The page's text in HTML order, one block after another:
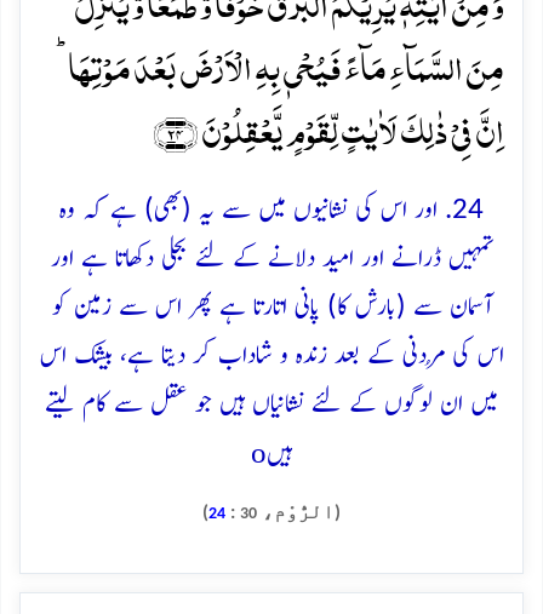
مِنَ السَّمَآءِ مَآءً فَیُحۡیٖ بِہِ الۡاَرۡضَ بَعۡدَ مَوۡتِہَا ؕ
اِنَّ فِیۡ ذٰلِکَ لَاٰیٰتٍ لِّقَوۡمٍ یَّعۡقِلُوۡنَ ﴿۲۴﴾
24. اور اس کی نشانیوں میں سے یہ (بھی) ہے کہ وہ
تمہیں ڈرانے اور امید دلانے کے لئے بجلی دکھاتا ہے اور
آسمان سے (بارش کا) پانی اتارتا ہے پھر اس سے زمین کو
اس کی مُردنی کے بعد زندہ و شاداب کر دیتا ہے، بیشک اس
میں ان لوگوں کے لئے نشانیاں ہیں جو عقل سے کام لیتے
ہیںo
(الرُّوْم، 30
:
24
)